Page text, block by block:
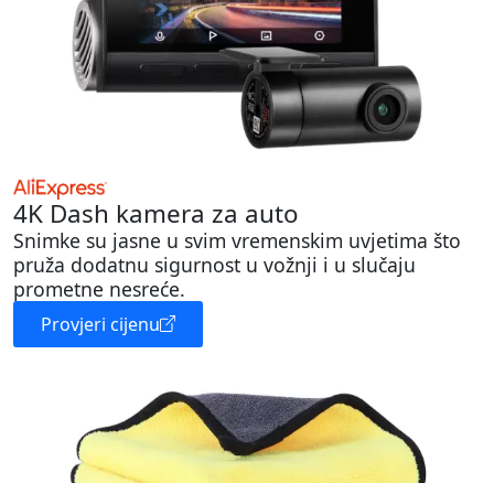
4K Dash kamera za auto
Snimke su jasne u svim vremenskim uvjetima što
pruža dodatnu sigurnost u vožnji i u slučaju
prometne nesreće.
Provjeri cijenu